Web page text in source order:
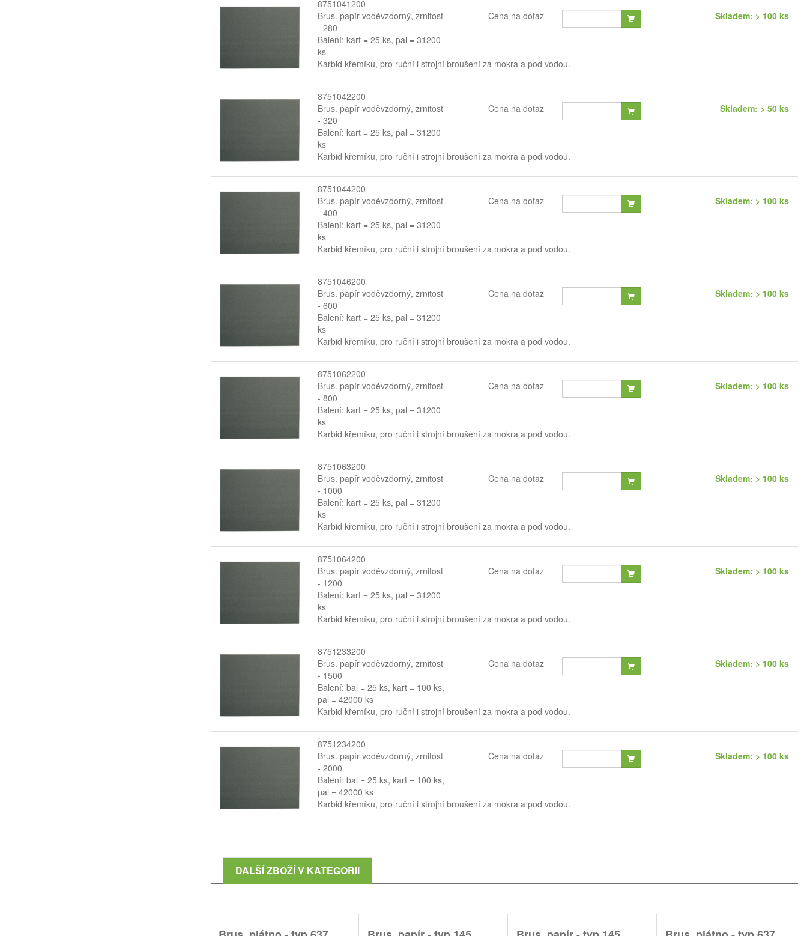
8751041200
Brus. papír voděvzdorný, zrnitost
- 280
Balení: kart = 25 ks, pal = 31200
ks
Cena na dotaz Skladem: > 100 ks
Karbid křemíku, pro ruční i strojní broušení za mokra a pod vodou.
8751042200
Brus. papír voděvzdorný, zrnitost
- 320
Balení: kart = 25 ks, pal = 31200
ks
Cena na dotaz Skladem: > 50 ks
Karbid křemíku, pro ruční i strojní broušení za mokra a pod vodou.
8751044200
Brus. papír voděvzdorný, zrnitost
- 400
Balení: kart = 25 ks, pal = 31200
ks
Cena na dotaz Skladem: > 100 ks
Karbid křemíku, pro ruční i strojní broušení za mokra a pod vodou.
8751046200
Brus. papír voděvzdorný, zrnitost
- 600
Balení: kart = 25 ks, pal = 31200
ks
Cena na dotaz Skladem: > 100 ks
Karbid křemíku, pro ruční i strojní broušení za mokra a pod vodou.
8751062200
Brus. papír voděvzdorný, zrnitost
- 800
Balení: kart = 25 ks, pal = 31200
ks
Cena na dotaz Skladem: > 100 ks
Karbid křemíku, pro ruční i strojní broušení za mokra a pod vodou.
8751063200
Brus. papír voděvzdorný, zrnitost
- 1000
Balení: kart = 25 ks, pal = 31200
ks
Cena na dotaz Skladem: > 100 ks
Karbid křemíku, pro ruční i strojní broušení za mokra a pod vodou.
8751064200
Brus. papír voděvzdorný, zrnitost
- 1200
Balení: kart = 25 ks, pal = 31200
ks
Cena na dotaz Skladem: > 100 ks
Karbid křemíku, pro ruční i strojní broušení za mokra a pod vodou.
8751233200
Brus. papír voděvzdorný, zrnitost
- 1500
Balení: bal = 25 ks, kart = 100 ks,
pal = 42000 ks
Cena na dotaz Skladem: > 100 ks
Karbid křemíku, pro ruční i strojní broušení za mokra a pod vodou.
8751234200
Brus. papír voděvzdorný, zrnitost
- 2000
Balení: bal = 25 ks, kart = 100 ks,
pal = 42000 ks
Cena na dotaz Skladem: > 100 ks
Karbid křemíku, pro ruční i strojní broušení za mokra a pod vodou.
DALŠÍ ZBOŽÍ V KATEGORII